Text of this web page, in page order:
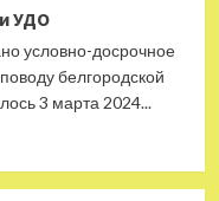
УДО
условно-досрочное
белгородской
3 марта 2024...